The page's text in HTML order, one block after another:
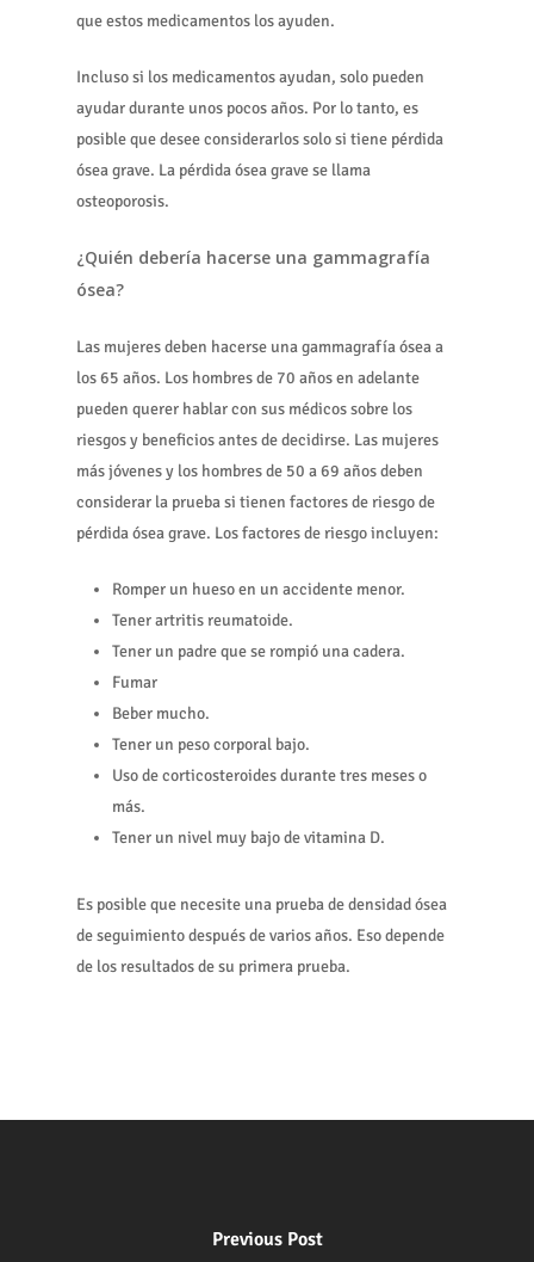
que estos medicamentos los ayuden.
Incluso si los medicamentos ayudan, solo pueden
ayudar durante unos pocos años. Por lo tanto, es
posible que desee considerarlos solo si tiene pérdida
ósea grave. La pérdida ósea grave se llama
osteoporosis.
¿Quién debería hacerse una gammagrafía
ósea?
Las mujeres deben hacerse una gammagrafía ósea a
los 65 años. Los hombres de 70 años en adelante
pueden querer hablar con sus médicos sobre los
riesgos y beneficios antes de decidirse. Las mujeres
más jóvenes y los hombres de 50 a 69 años deben
considerar la prueba si tienen factores de riesgo de
pérdida ósea grave. Los factores de riesgo incluyen:
Romper un hueso en un accidente menor.
Tener artritis reumatoide.
Tener un padre que se rompió una cadera.
Fumar
Beber mucho.
Tener un peso corporal bajo.
Uso de corticosteroides durante tres meses o
más.
Tener un nivel muy bajo de vitamina D.
Es posible que necesite una prueba de densidad ósea
de seguimiento después de varios años. Eso depende
de los resultados de su primera prueba.
Previous Post